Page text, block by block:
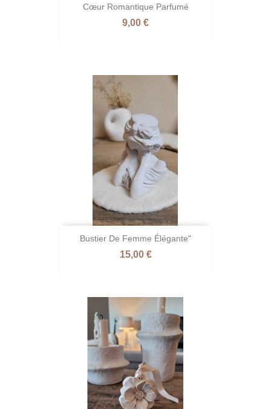
Cœur Romantique Parfumé
Prix
9,00 €
Bustier De Femme Élégante"
Prix
15,00 €